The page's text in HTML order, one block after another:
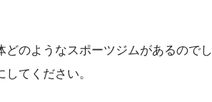
のようなスポーツジムがあるのでし
てください。